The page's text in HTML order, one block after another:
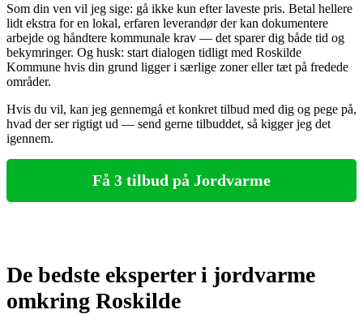
Som din ven vil jeg sige: gå ikke kun efter laveste pris. Betal hellere
lidt ekstra for en lokal, erfaren leverandør der kan dokumentere
arbejde og håndtere kommunale krav — det sparer dig både tid og
bekymringer. Og husk: start dialogen tidligt med Roskilde
Kommune hvis din grund ligger i særlige zoner eller tæt på fredede
områder.
Hvis du vil, kan jeg gennemgå et konkret tilbud med dig og pege på,
hvad der ser rigtigt ud — send gerne tilbuddet, så kigger jeg det
igennem.
Få 3 tilbud på Jordvarme
De bedste eksperter i jordvarme
omkring Roskilde